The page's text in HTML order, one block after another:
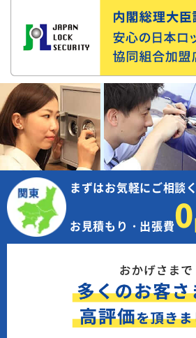
まずはお気軽にご相談
お見積もり・出張費0